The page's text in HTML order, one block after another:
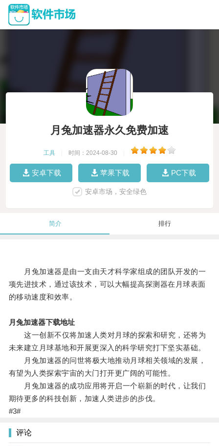
月兔加速器永久免费加速
工具 时间：2024-08-30
安卓下载 苹果下载 PC下载
安卓市场，安全绿色
简介 排行
月兔加速器是由一支由天才科学家组成的团队开发的一
项先进技术，通过该技术，可以大幅提高探测器在月球表面
的移动速度和效率。
月兔加速器下载地址
这一创新不仅将加速人类对月球的探索和研究，还将为
未来建立月球基地和开展更深入的科学研究打下坚实基础。
月兔加速器的问世将极大地推动月球相关领域的发展，
有望为人类探索宇宙的大门打开更广阔的可能性。
月兔加速器的成功应用将开启一个崭新的时代，让我们
期待更多的科技创新，加速人类进步的步伐。
#3#
评论